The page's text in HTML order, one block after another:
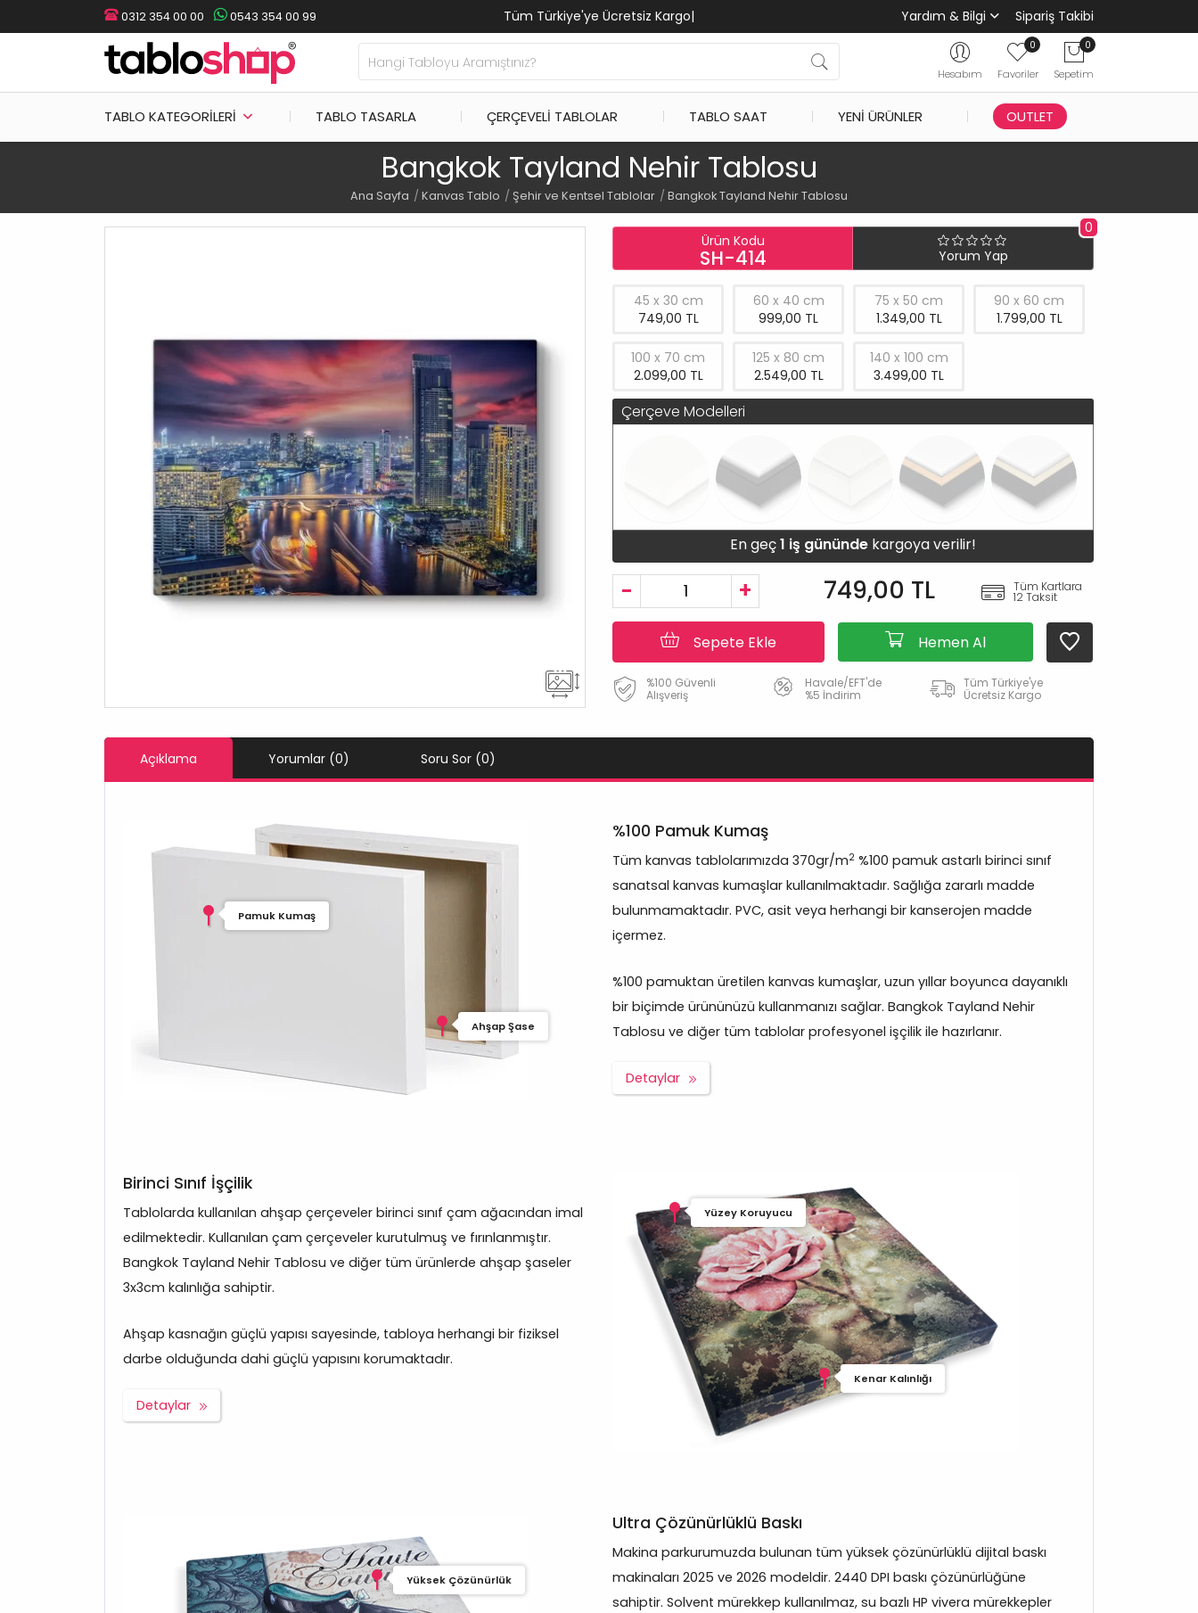
0312 354 00 00 0543 354 00 99 Tüm Türkiye'ye Ücretsiz Kargo| Yardım & Bilgi Sipariş Takibi
Hesabım
0
Favoriler
0
Sepetim
TABLO KATEGORILERI TABLO TASARLA ÇERÇEVELI TABLOLAR TABLO SAAT YENI ÜRÜNLER OUTLET
Bangkok Tayland Nehir Tablosu
Ana Sayfa Kanvas Tablo Şehir ve Kentsel Tablolar Bangkok Tayland Nehir Tablosu
Ürün Kodu
SH-414
0
Yorum Yap
45 x 30 cm
749,00 TL
60 x 40 cm
999,00 TL
75 x 50 cm
1.349,00 TL
90 x 60 cm
1.799,00 TL
100 x 70 cm
2.099,00 TL
125 x 80 cm
2.549,00 TL
140 x 100 cm
3.499,00 TL
Çerçeve Modelleri
En geç1 iş gününde kargoya verilir!
- + 749,00 TL Tüm Kartlara
12 Taksit
Sepete Ekle Hemen Al
%100 Güvenli
Alışveriş
Havale/EFT'de
%5 İndirim
Tüm Türkiye'ye
Ücretsiz Kargo
Açıklama Yorumlar (0) Soru Sor (0)
Pamuk Kumaş
Ahşap Şase
%100 Pamuk Kumaş
Tüm kanvas tablolarımızda 370gr/m2 %100 pamuk astarlı birinci sınıf
sanatsal kanvas kumaşlar kullanılmaktadır. Sağlığa zararlı madde
bulunmamaktadır. PVC, asit veya herhangi bir kanserojen madde
içermez.
%100 pamuktan üretilen kanvas kumaşlar, uzun yıllar boyunca dayanıklı
bir biçimde ürününüzü kullanmanızı sağlar. Bangkok Tayland Nehir
Tablosu ve diğer tüm tablolar profesyonel işçilik ile hazırlanır.
Detaylar
Birinci Sınıf İşçilik
Tablolarda kullanılan ahşap çerçeveler birinci sınıf çam ağacından imal
edilmektedir. Kullanılan çam çerçeveler kurutulmuş ve fırınlanmıştır.
Bangkok Tayland Nehir Tablosu ve diğer tüm ürünlerde ahşap şaseler
3x3cm kalınlığa sahiptir.
Ahşap kasnağın güçlü yapısı sayesinde, tabloya herhangi bir fiziksel
darbe olduğunda dahi güçlü yapısını korumaktadır.
Detaylar
Yüzey Koruyucu
Kenar Kalınlığı
Yüksek Çözünürlük
Ultra Çözünürlüklü Baskı
Makina parkurumuzda bulunan tüm yüksek çözünürlüklü dijital baskı
makinaları 2025 ve 2026 modeldir. 2440 DPI baskı çözünürlüğüne
sahiptir. Solvent mürekkep kullanılmaz, su bazlı HP vivera mürekkepler